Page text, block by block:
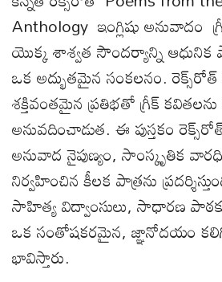
Anthology ఇంగ్లిషు అనువాదం
యొక్క శాశ్వత సౌందర్యాన్ని ఆధునిక
ఒక అద్భుతమైన సంకలనం.
శక్తివంతమైన ప్రతిభతో గ్రీక్
అనువదించాడుత. ఈ పుస్తకం
అనువాద నైపుణ్యం, సాంస్కృతిక
నిర్వహించిన కీలక పాత్రను
సాహిత్య విద్వాంసులు, సాధారణ
ఒక సంతోషకరమైన, జ్ఞానోదయం
భావిస్తారు.